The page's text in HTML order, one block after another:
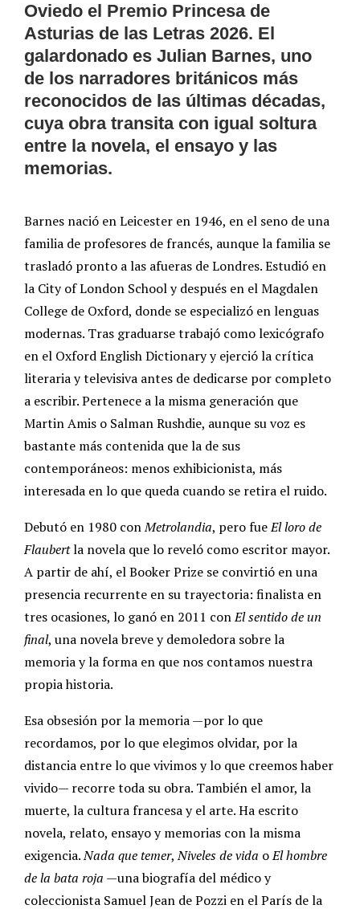
Oviedo el Premio Princesa de
Asturias de las Letras 2026. El
galardonado es Julian Barnes, uno
de los narradores británicos más
reconocidos de las últimas décadas,
cuya obra transita con igual soltura
entre la novela, el ensayo y las
memorias.
Barnes nació en Leicester en 1946, en el seno de una
familia de profesores de francés, aunque la familia se
trasladó pronto a las afueras de Londres. Estudió en
la City of London School y después en el Magdalen
College de Oxford, donde se especializó en lenguas
modernas. Tras graduarse trabajó como lexicógrafo
en el Oxford English Dictionary y ejerció la crítica
literaria y televisiva antes de dedicarse por completo
a escribir. Pertenece a la misma generación que
Martin Amis o Salman Rushdie, aunque su voz es
bastante más contenida que la de sus
contemporáneos: menos exhibicionista, más
interesada en lo que queda cuando se retira el ruido.
Debutó en 1980 conMetrolandia, pero fueEl loro de
Flaubertla novela que lo reveló como escritor mayor.
A partir de ahí, el Booker Prize se convirtió en una
presencia recurrente en su trayectoria: finalista en
tres ocasiones, lo ganó en 2011 conEl sentido de un
final, una novela breve y demoledora sobre la
memoria y la forma en que nos contamos nuestra
propia historia.
Esa obsesión por la memoria —por lo que
recordamos, por lo que elegimos olvidar, por la
distancia entre lo que vivimos y lo que creemos haber
vivido— recorre toda su obra. También el amor, la
muerte, la cultura francesa y el arte. Ha escrito
novela, relato, ensayo y memorias con la misma
exigencia.Nada que temer,Niveles de vida oEl hombre
de la bata roja —una biografía del médico y
coleccionista Samuel Jean de Pozzi en el París de la